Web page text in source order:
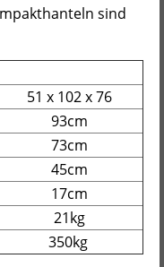
sind
51 x 102 x 76
93cm
73cm
45cm
17cm
21kg
350kg